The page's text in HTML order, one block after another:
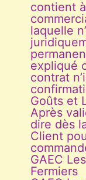
contient
laquelle
expliqué
contrat
Goûts et
Après
dire dès
Client
GAEC
Fermiers